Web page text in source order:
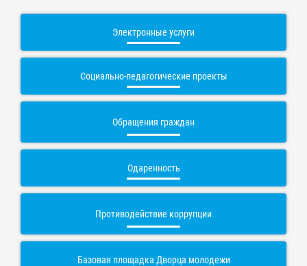
Электронные услуги
Социально-педагогические проекты
Обращения граждан
Одаренность
Противодействие коррупции
Базовая площадка Дворца молодежи